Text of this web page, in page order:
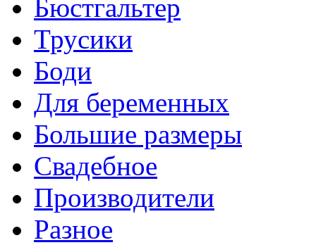
Бюстгальтер
Трусики
Боди
Для беременных
Большие размеры
Свадебное
Производители
Разное